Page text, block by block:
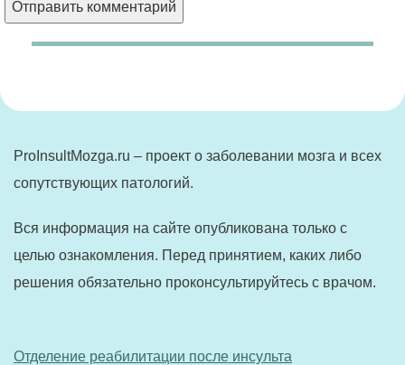
ProInsultMozga.ru – проект о заболевании мозга и всех
сопутствующих патологий.
Вся информация на сайте опубликована только с
целью ознакомления. Перед принятием, каких либо
решения обязательно проконсультируйтесь с врачом.
Отделение реабилитации после инсульта